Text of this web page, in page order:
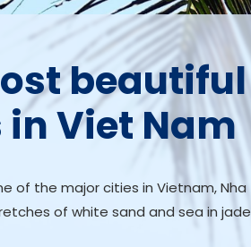
beautiful
Viet Nam
of the major cities in Vietnam, Nha
of white sand and sea in jade